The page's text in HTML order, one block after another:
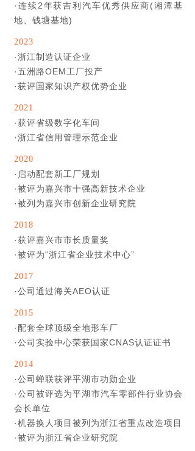
· 连续2年获吉利汽车优秀供应商(湘潭基
地、钱塘基地)
2023
·浙江制造认证企业
· 五洲路OEM工厂投产
·获评国家知识产权优势企业
2021
·获评省级数字化车间
·浙江省信用管理示范企业
2020
· 启动配套新工厂规划
·被评为嘉兴市十强高新技术企业
·被列为嘉兴市创新企业研究院
2018
·获评嘉兴市市长质量奖
·被评为“浙江省企业技术中心”
2017
·公司通过海关AEO认证
2015
·配套全球顶级全地形车厂
·公司实验中心荣获国家CNAS认证证书
2014
·公司蝉联获评平湖市功勋企业
·公司被评选为平湖市汽车零部件行业协会
会长单位
·机器换人项目被列为浙江省重点改造项目
·被评为浙江省企业研究院